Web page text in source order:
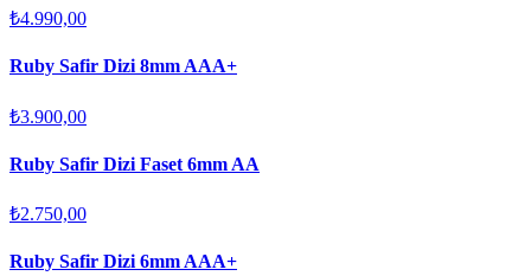
₺4.990,00
Ruby Safir Dizi 8mm AAA+
₺3.900,00
Ruby Safir Dizi Faset 6mm AA
₺2.750,00
Ruby Safir Dizi 6mm AAA+